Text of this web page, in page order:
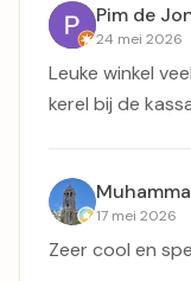
Pim de
24 mei 2026
Leuke winkel
kerel bij de
17 mei 2026
Zeer cool en